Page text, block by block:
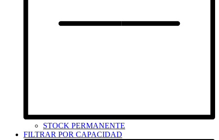
STOCK PERMANENTE
FILTRAR POR CAPACIDAD